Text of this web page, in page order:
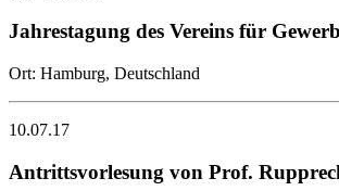
Jahrestagung des Vereins für
Ort: Hamburg, Deutschland
10.07.17
Antrittsvorlesung von Prof.